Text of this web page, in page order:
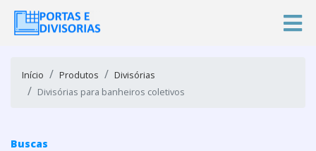
Início Produtos
Divisórias
Divisórias para banheiros coletivos
Buscas